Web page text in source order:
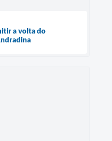
a volta do